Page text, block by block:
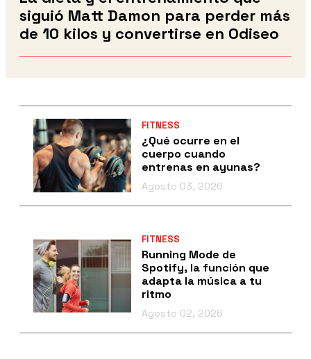
siguió Matt Damon para perder más
de 10 kilos y convertirse en Odiseo
FITNESS
¿Qué ocurre en el
cuerpo cuando
entrenas en ayunas?
Agosto 03, 2026
FITNESS
Running Mode de
Spotify, la función que
adapta la música a tu
ritmo
Agosto 02, 2026